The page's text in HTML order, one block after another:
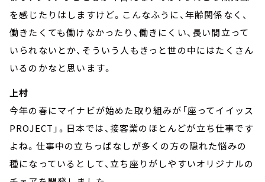
を感じたりはしますけど。こんなふうに、年齢関係なく、
働きたくても働けなかったり、働きにくい、長い間立って
いられないとか、そういう人もきっと世の中にはたくさん
いるのかなと思います。
上村
今年の春にマイナビが始めた取り組みが「座ってイイッス
PROJECT」。日本では、接客業のほとんどが立ち仕事です
よね。仕事中の立ちっぱなしが多くの方の隠れた悩みの
種になっているとして、立ち座りがしやすいオリジナルの